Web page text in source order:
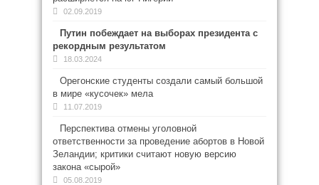
02.09.2019
Путин побеждает на выборах президента с
рекордным результатом
18.03.2024
Орегонские студенты создали самый большой
в мире «кусочек» мела
11.07.2019
Перспектива отмены уголовной
ответственности за проведение абортов в Новой
Зеландии; критики считают новую версию
закона «сырой»
05.08.2019